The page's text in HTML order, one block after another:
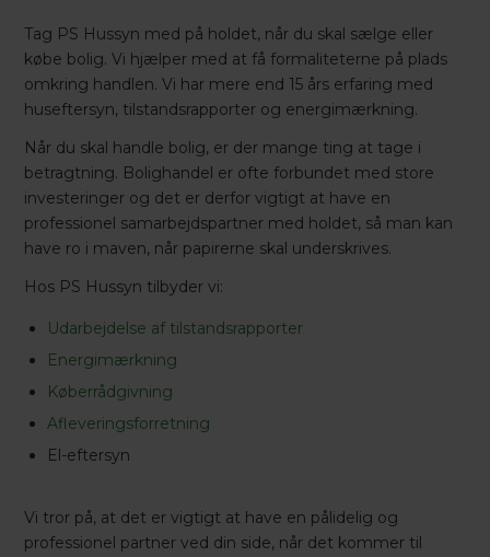
Tag PS Hussyn med på holdet, når du skal sælge eller
købe bolig. Vi hjælper med at få formaliteterne på plads
omkring handlen. Vi har mere end 15 års erfaring med
huseftersyn, tilstandsrapporter og energimærkning.
Når du skal handle bolig, er der mange ting at tage i
betragtning. Bolighandel er ofte forbundet med store
investeringer og det er derfor vigtigt at have en
professionel samarbejdspartner med holdet, så man kan
have ro i maven, når papirerne skal underskrives.
Hos PS Hussyn tilbyder vi:
Udarbejdelse af tilstandsrapporter
Energimærkning
Køberrådgivning
Afleveringsforretning
El-eftersyn
Vi tror på, at det er vigtigt at have en pålidelig og
professionel partner ved din side, når det kommer til